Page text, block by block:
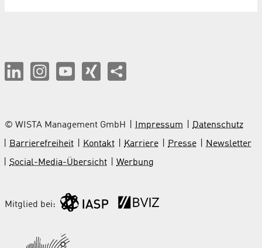
© WISTA Management GmbH Impressum
Datenschutz
Barrierefreiheit
Kontakt Karriere Presse
Newsletter
Social-Media-Übersicht
Werbung
Mitglied bei: